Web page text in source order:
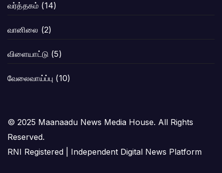
வர்த்தகம் (14)
வானிலை (2)
விளையாட்டு (5)
வேலைவாய்ப்பு (10)
© 2025 Maanaadu News Media House. All Rights
Reserved.
RNI Registered | Independent Digital News Platform